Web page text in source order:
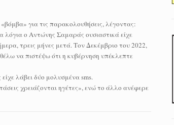
για τις παρακολουθήσεις, λέγοντας:
ο Αντώνης Σαμαράς ουσιαστικά είχε
τρεις μήνες μετά. Τον Δεκέμβριο του 2022,
να πιστέψω ότι η κυβέρνηση υπέκλεπτε
λάβει δύο μολυσμένα sms.
χρειάζονται ηγέτες», ενώ το άλλο ανέφερε